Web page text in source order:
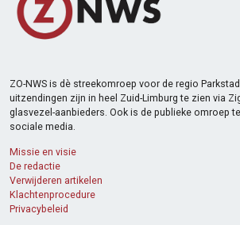
ZO-NWS is dè streekomroep voor de regio
uitzendingen zijn in heel Zuid-Limburg te zien via
glasvezel-aanbieders. Ook is de publieke omroep
sociale media.
Missie en visie
De redactie
Verwijderen artikelen
Klachtenprocedure
Privacybeleid